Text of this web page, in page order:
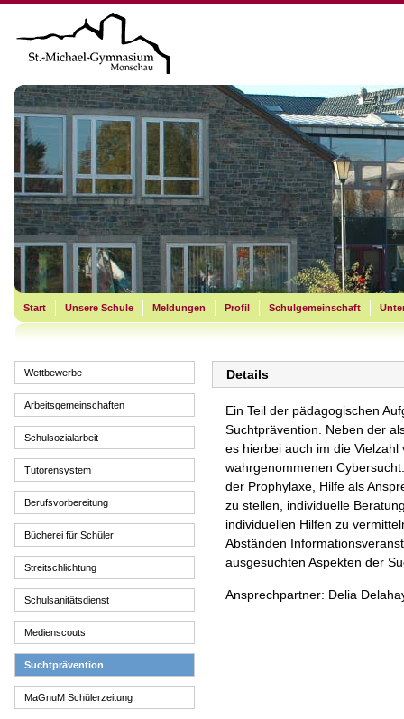
Details
Ein Teil der pädagogischen
Suchtprävention. Neben der
es hierbei auch im die
wahrgenommenen
der Prophylaxe, Hilfe als
zu stellen, individuelle
individuellen Hilfen zu
Abständen
ausgesuchten Aspekten der
Ansprechpartner: Delia
Wettbewerbe
Arbeitsgemeinschaften
Schulsozialarbeit
Tutorensystem
Berufsvorbereitung
Bücherei für Schüler
Streitschlichtung
Schulsanitätsdienst
Medienscouts
Suchtprävention
MaGnuM Schülerzeitung
Start Unsere Schule Meldungen Profil Schulgemeinschaft